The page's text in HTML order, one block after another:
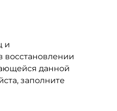
и
восстановлении
данной
заполните